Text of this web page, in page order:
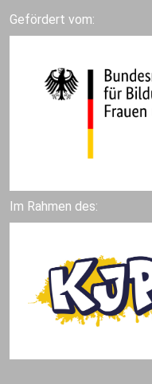
Gefördert vom:
Im Rahmen des: